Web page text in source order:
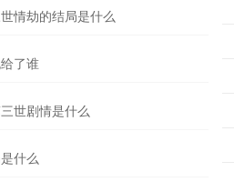
情劫的结局是什么
了谁
世剧情是什么
什么